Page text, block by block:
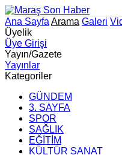
Ana Sayfa Arama Galeri
Üyelik
Üye Girişi
Yayın/Gazete
Yayınlar
Kategoriler
GÜNDEM
3. SAYFA
SPOR
SAĞLIK
EĞİTİM
KÜLTÜR SANAT